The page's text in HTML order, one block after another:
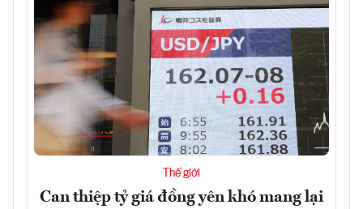
Thế giới
Can thiệp tỷ giá đồng yên khó mang lại